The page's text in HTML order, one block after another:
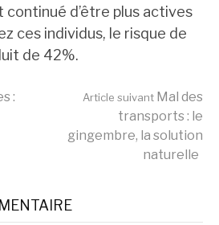
continué d’être plus actives
ces individus, le risque de
de 42%.
:
Article suivant Mal des
transports : le
gingembre, la solution
naturelle